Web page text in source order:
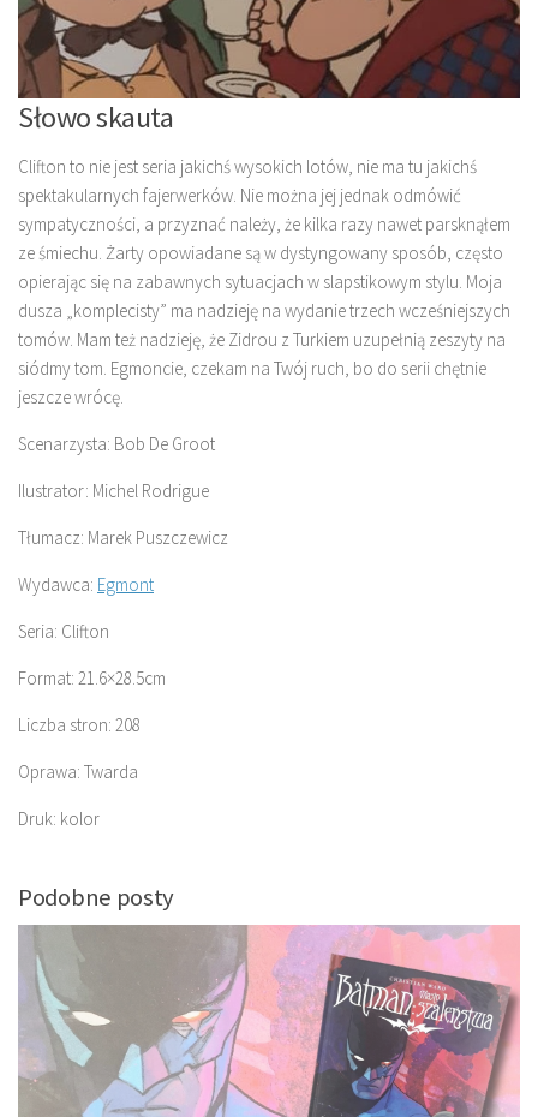
Słowo skauta
Clifton to nie jest seria jakichś wysokich lotów, nie ma tu jakichś
spektakularnych fajerwerków. Nie można jej jednak odmówić
sympatyczności, a przyznać należy, że kilka razy nawet parsknąłem
ze śmiechu. Żarty opowiadane są w dystyngowany sposób, często
opierając się na zabawnych sytuacjach w slapstikowym stylu. Moja
dusza „komplecisty” ma nadzieję na wydanie trzech wcześniejszych
tomów. Mam też nadzieję, że Zidrou z Turkiem uzupełnią zeszyty na
siódmy tom. Egmoncie, czekam na Twój ruch, bo do serii chętnie
jeszcze wrócę.
Scenarzysta: Bob De Groot
Ilustrator: Michel Rodrigue
Tłumacz: Marek Puszczewicz
Wydawca: Egmont
Seria: Clifton
Format: 21.6×28.5cm
Liczba stron: 208
Oprawa: Twarda
Druk: kolor
Podobne posty